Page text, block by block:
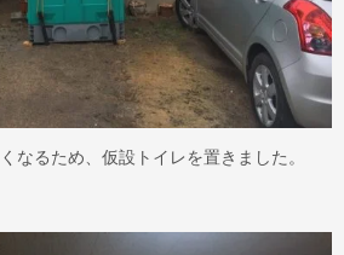
なるため、仮設トイレを置きました。